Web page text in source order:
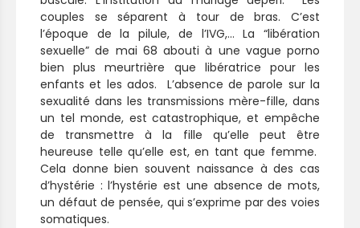
couples se séparent à tour de bras. C’est
l’époque de la pilule, de l’IVG,… La “libération
sexuelle” de mai 68 abouti à une vague porno
bien plus meurtrière que libératrice pour les
enfants et les ados. L’absence de parole sur la
sexualité dans les transmissions mère-fille, dans
un tel monde, est catastrophique, et empêche
de transmettre à la fille qu’elle peut être
heureuse telle qu’elle est, en tant que femme.
Cela donne bien souvent naissance à des cas
d’hystérie : l’hystérie est une absence de mots,
un défaut de pensée, qui s’exprime par des voies
somatiques.